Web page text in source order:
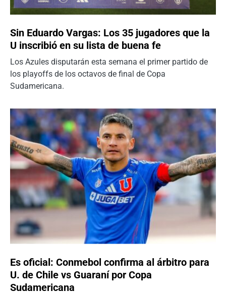
Sin Eduardo Vargas: Los 35 jugadores que la
U inscribió en su lista de buena fe
Los Azules disputarán esta semana el primer partido de
los playoffs de los octavos de final de Copa
Sudamericana.
Es oficial: Conmebol confirma al árbitro para
U. de Chile vs Guaraní por Copa
Sudamericana